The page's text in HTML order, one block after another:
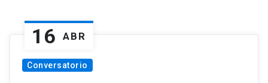
16 ABR
Conversatorio